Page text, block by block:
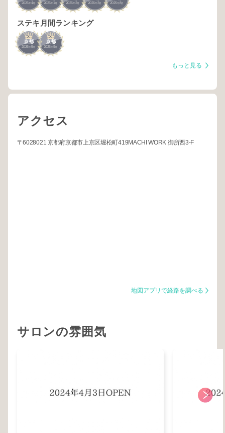
2026年 4月 2026年 1 2026年 2月 2026年 3月 2025年 8月
ステキ月間ランキング
3
京都
2026年 5月
3
京都
2025年 9
もっと見る
アクセス
〒6028021 京都府京都市上京区堀松町419MACHI WORK 御所西3-F
地図アプリで経路を調べる
サロンの雰囲気